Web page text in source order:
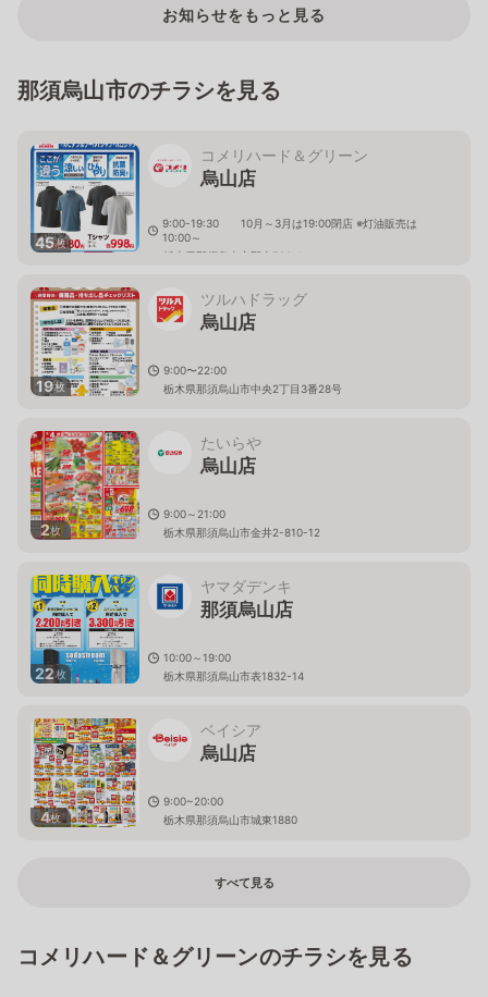
お知らせをもっと見る
那須烏山市のチラシを見る
45枚
コメリハード＆グリーン
烏山店
9:00-19:30 10月～3月は19:00閉店 ※灯油販売は
10:00～
栃木県那須烏山市野上720-1
19枚
ツルハドラッグ
烏山店
9:00〜22:00
栃木県那須烏山市中央2丁目3番28号
2枚
たいらや
烏山店
9:00～21:00
栃木県那須烏山市金井2-810-12
22枚
ヤマダデンキ
那須烏山店
10:00～19:00
栃木県那須烏山市表1832-14
4枚
ベイシア
烏山店
9:00~20:00
栃木県那須烏山市城東1880
すべて見る
コメリハード＆グリーンのチラシを見る